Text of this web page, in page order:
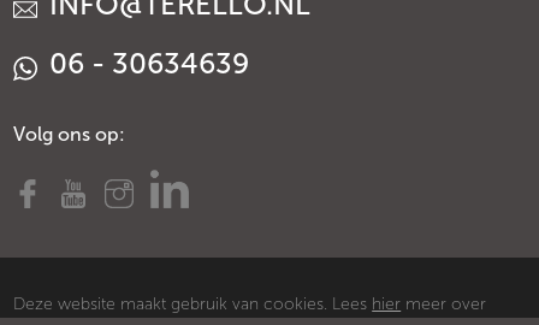
06 - 30634639
Volg ons op:
Deze website maakt gebruik van cookies. Lees hier meer over